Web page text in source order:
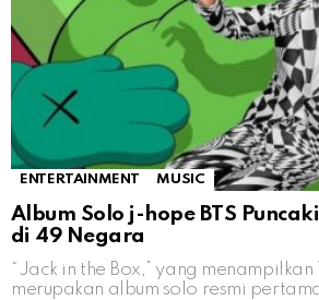
ENTERTAINMENT MUSIC
Album Solo j-hope BTS
di 49 Negara
“Jack in the Box,” yang menampilkan
merupakan album solo resmi